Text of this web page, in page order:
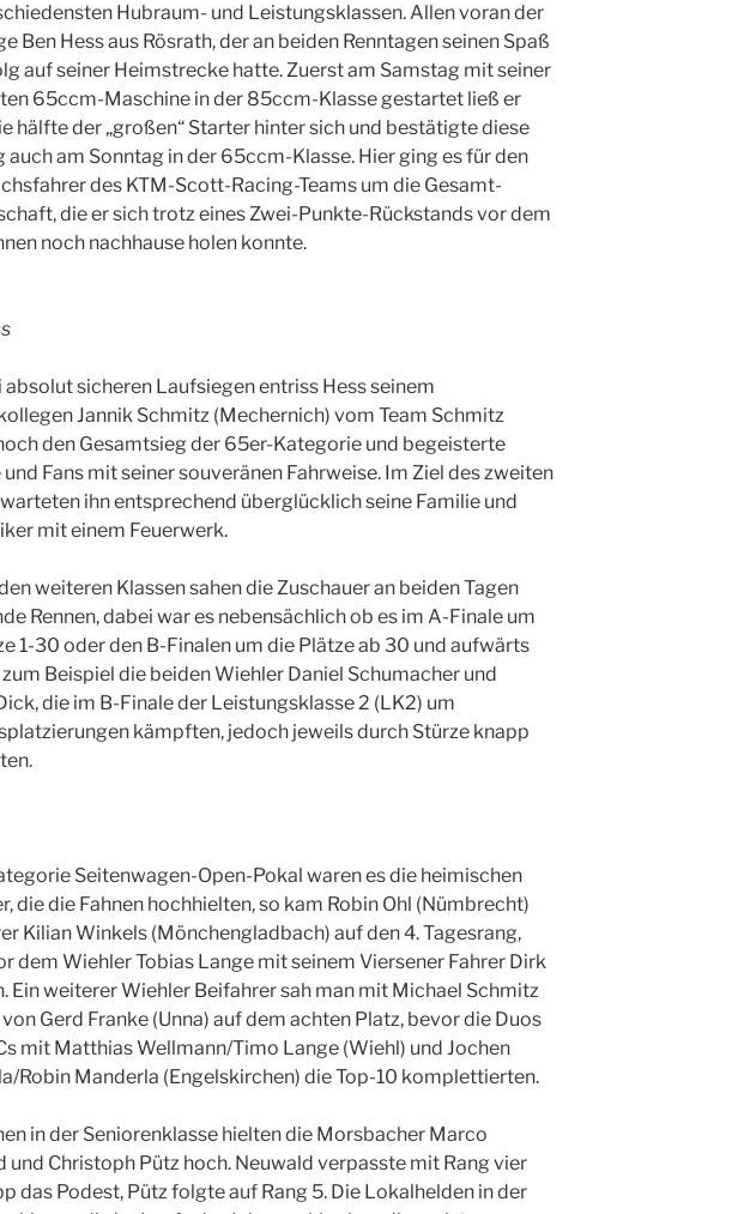
Hubraum- und Leistungsklassen. Allen voran der
Ben Hess aus Rösrath, der an beiden Renntagen seinen Spaß
auf seiner Heimstrecke hatte. Zuerst am Samstag mit seiner
65ccm-Maschine in der 85ccm-Klasse gestartet ließ er
hälfte der „großen“ Starter hinter sich und bestätigte diese
auch am Sonntag in der 65ccm-Klasse. Hier ging es für den
des KTM-Scott-Racing-Teams um die Gesamt-
die er sich trotz eines Zwei-Punkte-Rückstands vor dem
noch nachhause holen konnte.
absolut sicheren Laufsiegen entriss Hess seinem
Jannik Schmitz (Mechernich) vom Team Schmitz
den Gesamtsieg der 65er-Kategorie und begeisterte
und Fans mit seiner souveränen Fahrweise. Im Ziel des zweiten
ihn entsprechend überglücklich seine Familie und
mit einem Feuerwerk.
weiteren Klassen sahen die Zuschauer an beiden Tagen
Rennen, dabei war es nebensächlich ob es im A-Finale um
1-30 oder den B-Finalen um die Plätze ab 30 und aufwärts
Beispiel die beiden Wiehler Daniel Schumacher und
die im B-Finale der Leistungsklasse 2 (LK2) um
kämpften, jedoch jeweils durch Stürze knapp
Seitenwagen-Open-Pokal waren es die heimischen
die die Fahnen hochhielten, so kam Robin Ohl (Nümbrecht)
Kilian Winkels (Mönchengladbach) auf den 4. Tagesrang,
dem Wiehler Tobias Lange mit seinem Viersener Fahrer Dirk
Ein weiterer Wiehler Beifahrer sah man mit Michael Schmitz
Gerd Franke (Unna) auf dem achten Platz, bevor die Duos
mit Matthias Wellmann/Timo Lange (Wiehl) und Jochen
Robin Manderla (Engelskirchen) die Top-10 komplettierten.
in der Seniorenklasse hielten die Morsbacher Marco
und Christoph Pütz hoch. Neuwald verpasste mit Rang vier
das Podest, Pütz folgte auf Rang 5. Die Lokalhelden in der